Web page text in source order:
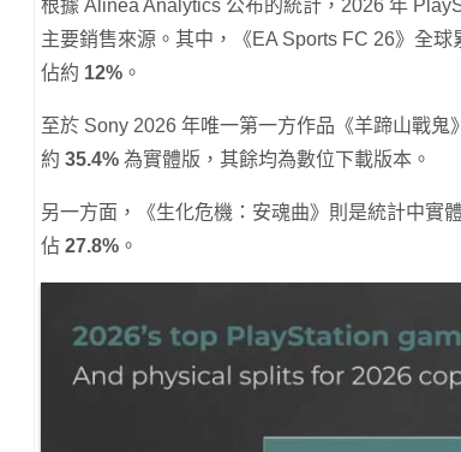
根據 Alinea Analytics 公布的統計，2026 年
主要銷售來源。其中，《EA Sports FC 26》全
佔約 12% 。
至於 Sony 2026 年唯一第一方作品《羊蹄山戰鬼
約 35.4% 為實體版，其餘均為數位下載版本。
另一方面，《生化危機：安魂曲》則是統計中實
佔 27.8% 。